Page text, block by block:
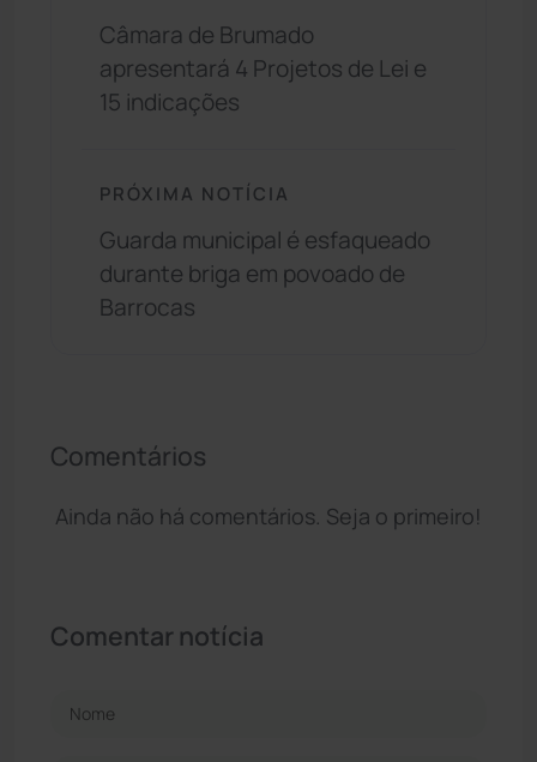
Câmara de Brumado
apresentará 4 Projetos de Lei e
15 indicações
PRÓXIMA NOTÍCIA
Guarda municipal é esfaqueado
durante briga em povoado de
Barrocas
Comentários
Ainda não há comentários. Seja o primeiro!
Comentar notícia